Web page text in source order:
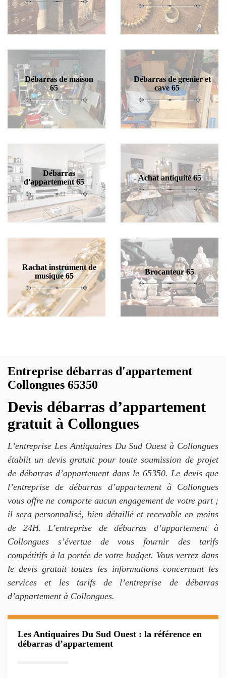
Débarras de maison
65
Débarras de grenier et
cave 65
Débarras
d'appartement 65
Achat antiquité 65
Rachat instrument de
musique 65
Brocanteur 65
Entreprise débarras d'appartement
Collongues 65350
Devis débarras d’appartement
gratuit à Collongues
L’entreprise Les Antiquaires Du Sud Ouest à Collongues
établit un devis gratuit pour toute soumission de projet
de débarras d’appartement dans le 65350. Le devis que
l’entreprise de débarras d’appartement à Collongues
vous offre ne comporte aucun engagement de votre part ;
il sera personnalisé, bien détaillé et recevable en moins
de 24H. L’entreprise de débarras d’appartement à
Collongues s’évertue de vous fournir des tarifs
compétitifs à la portée de votre budget. Vous verrez dans
le devis gratuit toutes les informations concernant les
services et les tarifs de l’entreprise de débarras
d’appartement à Collongues.
Les Antiquaires Du Sud Ouest : la référence en
débarras d’appartement